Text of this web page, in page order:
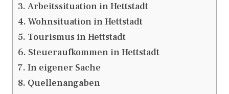
Arbeitssituation in Hettstadt
Wohnsituation in Hettstadt
Tourismus in Hettstadt
Steueraufkommen in Hettstadt
In eigener Sache
Quellenangaben